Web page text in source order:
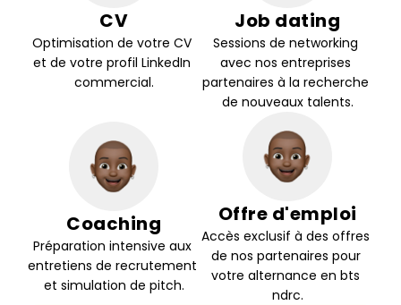
CV
Optimisation de votre CV
et de votre profil LinkedIn
commercial.
Job dating
Sessions de networking
avec nos entreprises
partenaires à la recherche
de nouveaux talents.
Coaching
Préparation intensive aux
entretiens de recrutement
et simulation de pitch.
Offre d'emploi
Accès exclusif à des offres
de nos partenaires pour
votre alternance en bts
ndrc.